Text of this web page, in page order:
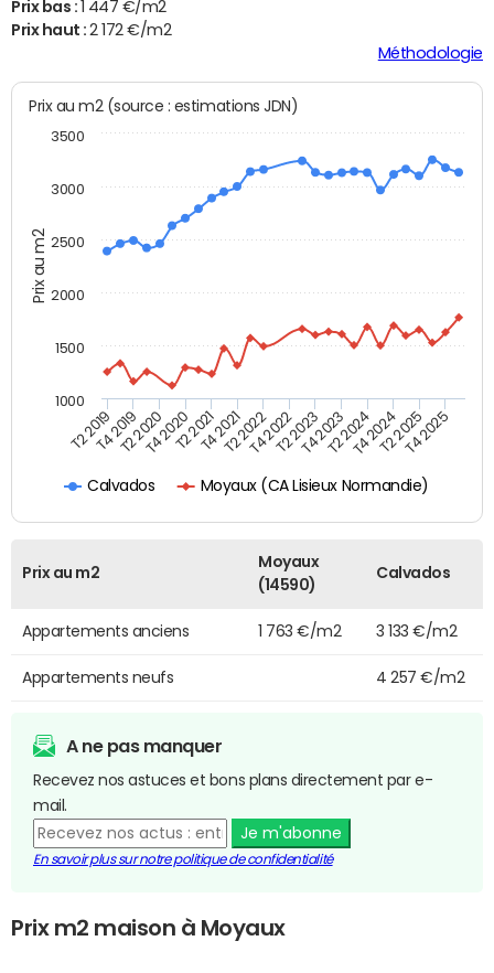
Prix bas : 1 447 €/m2
Prix haut :2 172 €/m2
Méthodologie
Prix au m2
Prix au m2 (source : estimations JDN)
Calvados Moyaux (CA Lisieux Normandie)
T2 2019T4 2019T2 2020T4 2020T2 2021T4 2021T2 2022T4 2022T2 2023T4 2023T2 2024T4 2024T2 2025T4 2025
1000
1500
2000
2500
3000
3500
Prix au m2
Moyaux
(14590)
Calvados
Appartements anciens 1 763 €/m2 3 133 €/m2
Appartements neufs 4 257 €/m2
A ne pas manquer
Recevez nos astuces et bons plans directement par e-
mail.
Je m'abonne
En savoir plus sur notre politique de confidentialité
Prix m2 maison à Moyaux